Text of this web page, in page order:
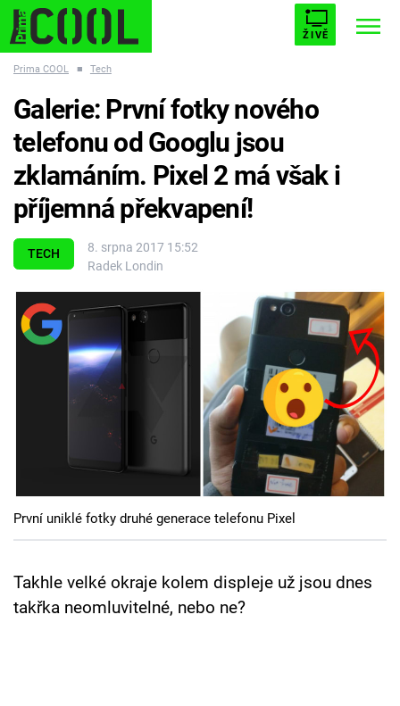
ŽIVĚ
ESCAPE PLNEJ KOTEL AVENGERS 5
Témata
Seriály
Pořady
Přihlášení
Prima COOL ■ Tech
TECH
8. srpna 2017 15:52
Radek Londin
Galerie: První fotky nového
telefonu od Googlu jsou
zklamáním. Pixel 2 má však i
příjemná překvapení!
První uniklé fotky druhé generace telefonu Pixel
Takhle velké okraje kolem displeje už jsou dnes
takřka neomluvitelné, nebo ne?